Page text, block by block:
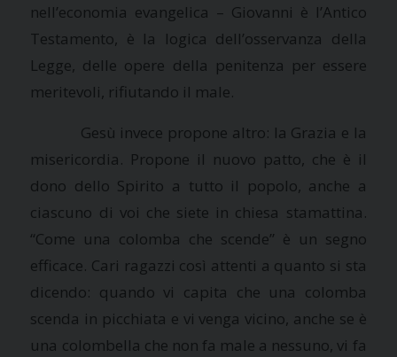
nell’economia evangelica – Giovanni è l’Antico
Testamento, è la logica dell’osservanza della
Legge, delle opere della penitenza per essere
meritevoli, rifiutando il male.
Gesù invece propone altro: la Grazia e la
misericordia. Propone il nuovo patto, che è il
dono dello Spirito a tutto il popolo, anche a
ciascuno di voi che siete in chiesa stamattina.
“Come una colomba che scende” è un segno
efficace. Cari ragazzi così attenti a quanto si sta
dicendo: quando vi capita che una colomba
scenda in picchiata e vi venga vicino, anche se è
una colombella che non fa male a nessuno, vi fa